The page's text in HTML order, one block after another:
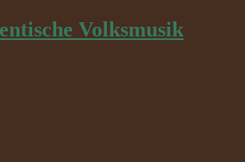
Volksmusik